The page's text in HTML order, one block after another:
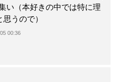
い（本好きの中では特に理
うので）
00:36